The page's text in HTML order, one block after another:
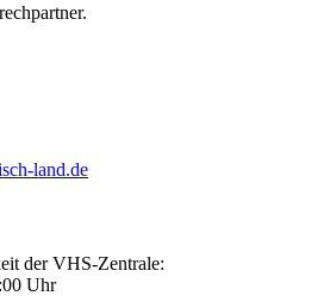
land.de
der VHS-Zentrale:
Uhr